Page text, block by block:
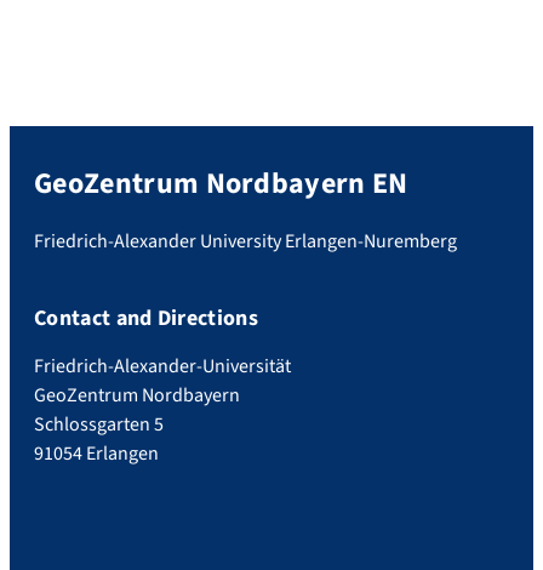
GeoZentrum Nordbayern EN
Friedrich-Alexander University Erlangen-Nuremberg
Contact and Directions
Friedrich-Alexander-Universität
GeoZentrum Nordbayern
Schlossgarten 5
91054 Erlangen